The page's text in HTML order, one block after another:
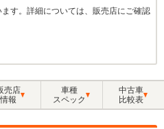
す。詳細については、販売店にご確認
売店
情報
車種
スペック
中古車
比較表